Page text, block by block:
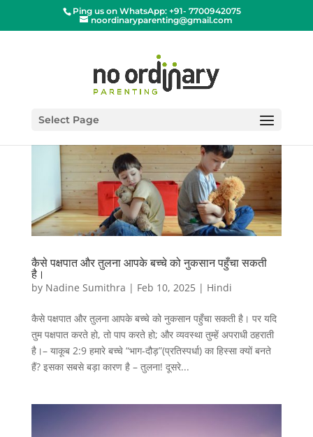
Ping us on WhatsApp: +91- 7700942075
noordinaryparenting@gmail.com
Select Page
कैसे पक्षपात और तुलना आपके बच्चे को नुकसान पहुँचा सकती
है।
by Nadine Sumithra | Feb 10, 2025| Hindi
कैसे पक्षपात और तुलना आपके बच्चे को नुकसान पहुँचा सकती है। पर यदि
तुम पक्षपात करते हो, तो पाप करते हो; और व्यवस्था तुम्हें अपराधी ठहराती
है।– याकूब 2:9 हमारे बच्चे “भाग-दौड़”(प्रतिस्पर्धा) का हिस्सा क्यों बनते
हैं? इसका सबसे बड़ा कारण है – तुलना! दूसरे...